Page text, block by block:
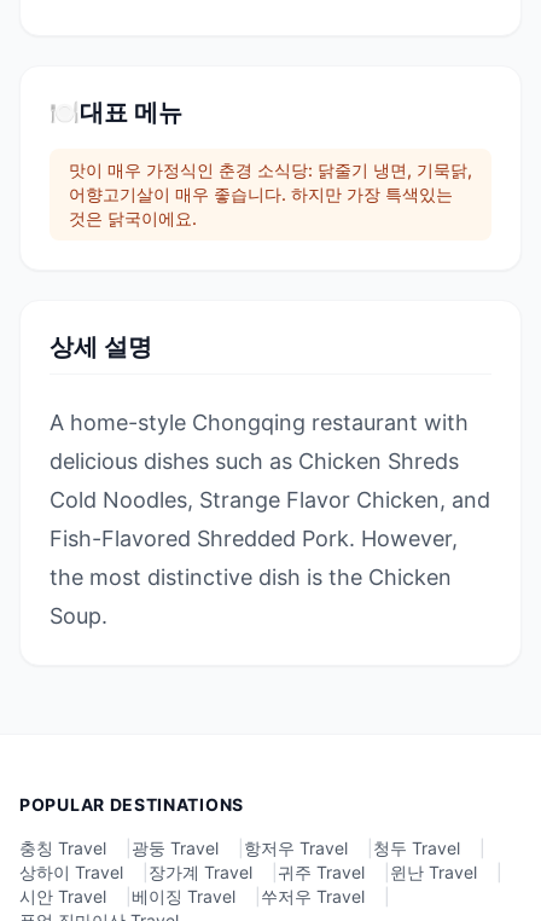
🍽️대표 메뉴
맛이 매우 가정식인 춘경 소식당: 닭줄기 냉면, 기묵닭,
어향고기살이 매우 좋습니다. 하지만 가장 특색있는
것은 닭국이에요.
상세 설명
A home-style Chongqing restaurant with
delicious dishes such as Chicken Shreds
Cold Noodles, Strange Flavor Chicken, and
Fish-Flavored Shredded Pork. However,
the most distinctive dish is the Chicken
Soup.
POPULAR DESTINATIONS
충칭 Travel 광둥 Travel 항저우 Travel 청두 Travel
상하이 Travel
장가계 Travel 귀주 Travel 윈난 Travel
시안 Travel
베이징 Travel 쑤저우 Travel